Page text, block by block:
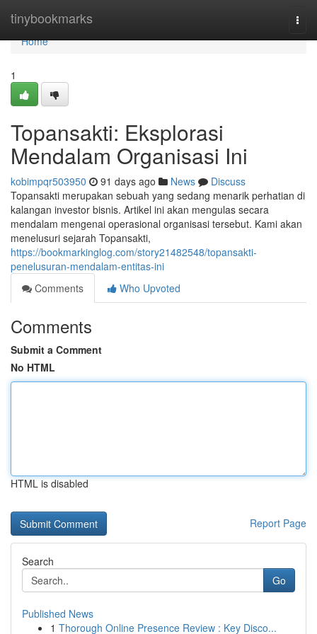
tinybookmarks
Home
Home
1
Topansakti: Eksplorasi
Mendalam Organisasi Ini
kobimpqr503950 91 days ago News
Discuss
Topansakti merupakan sebuah yang sedang menarik perhatian di
kalangan investor bisnis. Artikel ini akan mengulas secara
mendalam mengenai operasional organisasi tersebut. Kami akan
menelusuri sejarah Topansakti,
https://bookmarkinglog.com/story21482548/topansakti-
penelusuran-mendalam-entitas-ini
Comments
Who Upvoted
Comments
Submit a Comment
No HTML
HTML is disabled
Report Page
Search
Go
Published News
1 Thorough Online Presence Review : Key Disco...